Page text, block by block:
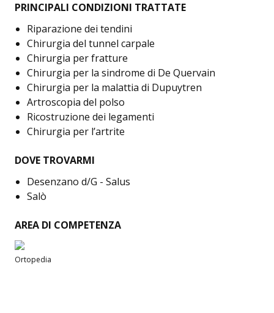
PRINCIPALI CONDIZIONI TRATTATE
Riparazione dei tendini
Chirurgia del tunnel carpale
Chirurgia per fratture
Chirurgia per la sindrome di De Quervain
Chirurgia per la malattia di Dupuytren
Artroscopia del polso
Ricostruzione dei legamenti
Chirurgia per l’artrite
DOVE TROVARMI
Desenzano d/G - Salus
Salò
AREA DI COMPETENZA
Ortopedia